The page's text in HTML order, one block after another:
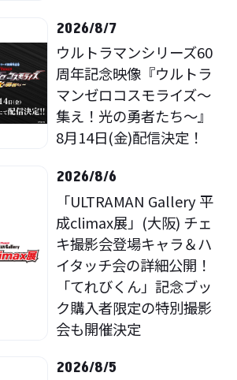
2026/8/7
ウルトラマンシリーズ60
周年記念映像『ウルトラ
マンゼロコスモライズ～
集え！光の勇者たち～』
8月14日(金)配信決定！
2026/8/6
「ULTRAMAN Gallery 平
成climax展」(大阪) チェ
キ撮影会登場キャラ＆ハ
イタッチ会の詳細公開！
「てれびくん」記念ブッ
ク購入者限定の特別撮影
会も開催決定
2026/8/5